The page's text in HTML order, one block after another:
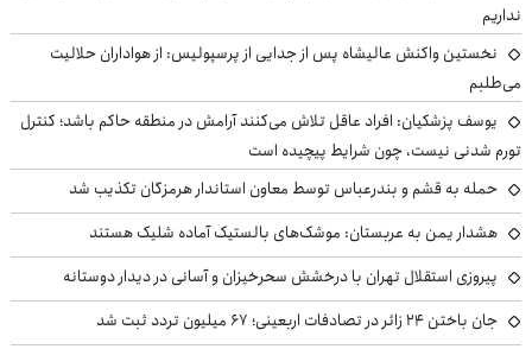
نداریم
نخستین واکنش عالیشاه پس از جدایی از پرسپولیس: از هواداران حلالیت
می‌طلبم
یوسف پزشکیان: افراد عاقل تلاش می‌کنند آرامش در منطقه حاکم باشد؛ کنترل
تورم شدنی نیست، چون شرایط پیچیده است
حمله به قشم و بندرعباس توسط معاون استاندار هرمزگان تکذیب شد
هشدار یمن به عربستان: موشک‌های بالستیک آماده شلیک هستند
پیروزی استقلال تهران با درخشش سحرخیزان و آسانی در دیدار دوستانه
جان باختن ۲۴ زائر در تصادفات اربعینی؛ ۶۷ میلیون تردد ثبت شد